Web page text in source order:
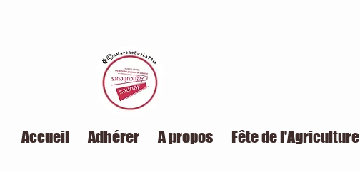
Accueil Adhérer A propos Fête de l'Agriculture